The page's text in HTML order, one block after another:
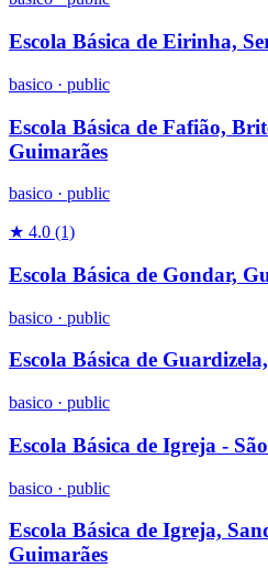
Escola Básica de Eirinha,
basico · public
Escola Básica de Fafião,
Guimarães
basico · public
★ 4.0 (1)
Escola Básica de Gondar,
basico · public
Escola Básica de
basico · public
Escola Básica de Igreja -
basico · public
Escola Básica de Igreja,
Guimarães